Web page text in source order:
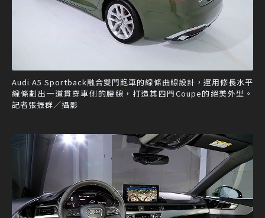
Audi A5 Sportback融合雙門跑車的線條曲線設計，運用修長水平
線條劃出一道貫穿車側的腰線，打造其四門Coupe的絕美外型。
記者張振群／攝影